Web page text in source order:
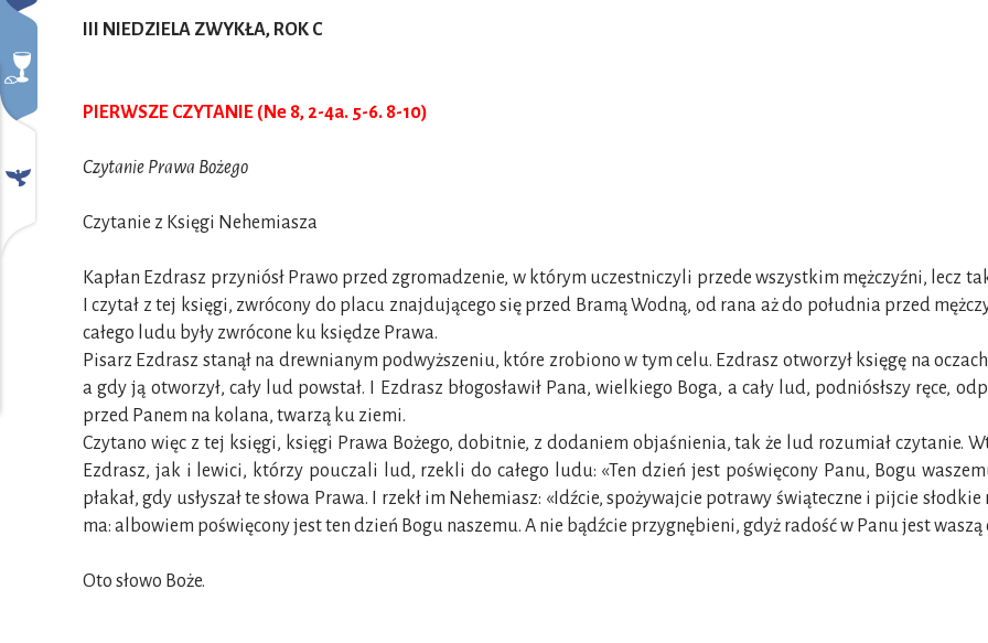
III NIEDZIELA ZWYKŁA, ROK C
PIERWSZE CZYTANIE (Ne 8, 2-4a. 5-6. 8-10)
Czytanie Prawa Bożego
Czytanie z Księgi Nehemiasza
Kapłan Ezdrasz przyniósł Prawo przed zgromadzenie, w którym uczestniczyli przede wszystkim mężczyźni, lecz
I czytał z tej księgi, zwrócony do placu znajdującego się przed Bramą Wodną, od rana aż do południa przed
całego ludu były zwrócone ku księdze Prawa.
Pisarz Ezdrasz stanął na drewnianym podwyższeniu, które zrobiono w tym celu. Ezdrasz otworzył księgę na
a gdy ją otworzył, cały lud powstał. I Ezdrasz błogosławił Pana, wielkiego Boga, a cały lud, podniósłszy ręce,
przed Panem na kolana, twarzą ku ziemi.
Czytano więc z tej księgi, księgi Prawa Bożego, dobitnie, z dodaniem objaśnienia, tak że lud rozumiał czytanie.
Ezdrasz, jak i lewici, którzy pouczali lud, rzekli do całego ludu: «Ten dzień jest poświęcony Panu, Bogu
płakał, gdy usłyszał te słowa Prawa. I rzekł im Nehemiasz: «Idźcie, spożywajcie potrawy świąteczne i pijcie
ma: albowiem poświęcony jest ten dzień Bogu naszemu. A nie bądźcie przygnębieni, gdyż radość w Panu jest waszą
Oto słowo Boże.